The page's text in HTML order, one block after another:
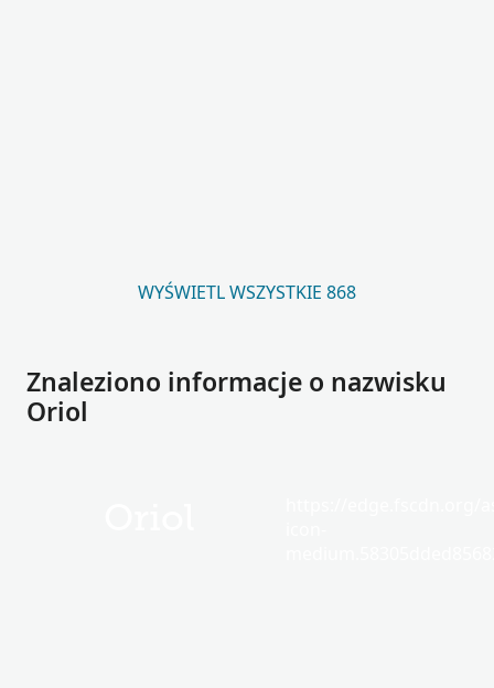
WYŚWIETL WSZYSTKIE 868
Znaleziono informacje o nazwisku
Oriol